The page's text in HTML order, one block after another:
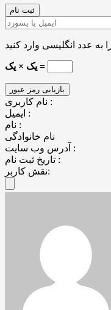
یک × یک =
نام کاربری :
ایمیل :
نام :
نام خانوادگی
آدرس وب سایت :
تاریخ ثبت نام :
نقش کاربر: